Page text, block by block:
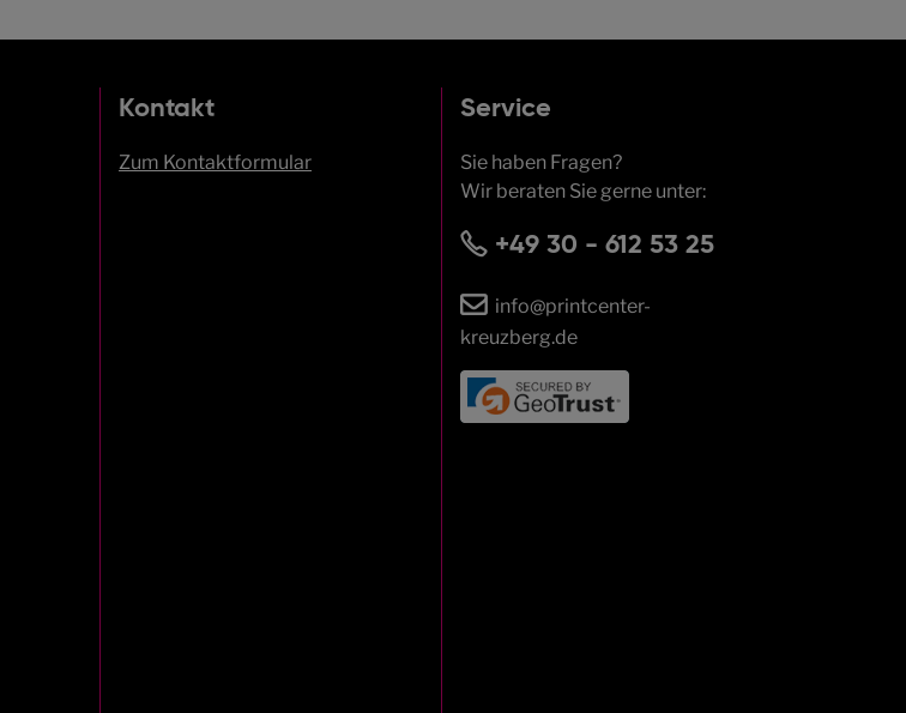
Kontakt
Zum Kontaktformular
Service
Sie haben Fragen?
Wir beraten Sie gerne unter:
+49 30 - 612 53 25
info@printcenter-
kreuzberg.de